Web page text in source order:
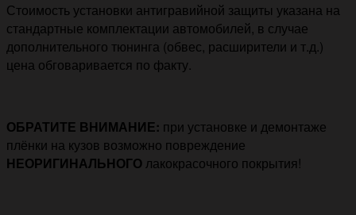
Стоимость установки антигравийной защиты указана на
стандартные комплектации автомобилей, в случае
дополнительного тюнинга (обвес, расширители и т.д.)
цена обговаривается по факту.
ОБРАТИТЕ ВНИМАНИЕ: при установке и демонтаже
плёнки на кузов возможно повреждение
НЕОРИГИНАЛЬНОГОлакокрасочного покрытия!